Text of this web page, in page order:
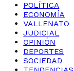
POLÍTICA
ECONOMÍA
VALLENATO
JUDICIAL
OPINIÓN
DEPORTES
SOCIEDAD